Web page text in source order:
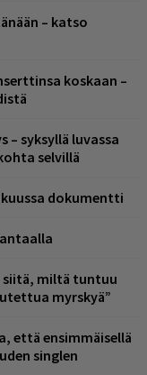
– katso
koskaan –
– syksyllä luvassa
selvillä
dokumentti
siitä, miltä tuntuu
myrskyä”
että ensimmäisellä
singlen